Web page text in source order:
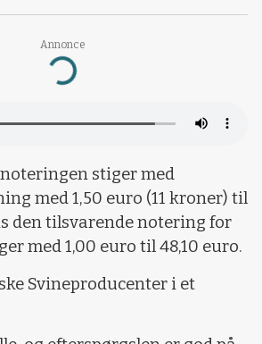
Annonce
Loading...
stiger med
med 1,50 euro (11 kroner) til
den tilsvarende notering for
med 1,00 euro til 48,10 euro.
Svineproducenter i et